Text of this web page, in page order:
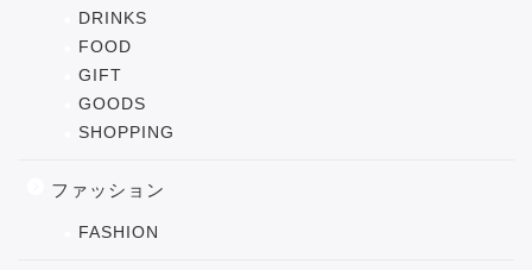
DRINKS
FOOD
GIFT
GOODS
SHOPPING
ファッション
FASHION